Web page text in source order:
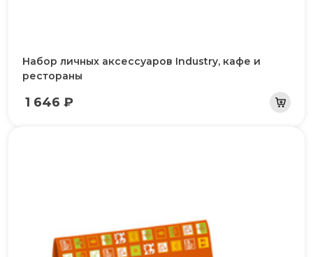
Набор личных аксессуаров Industry, кафе и
рестораны
1 646 ₽